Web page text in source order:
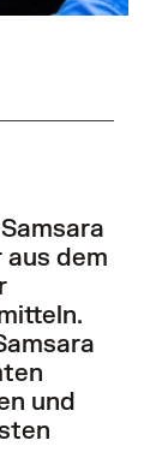
aus dem
und